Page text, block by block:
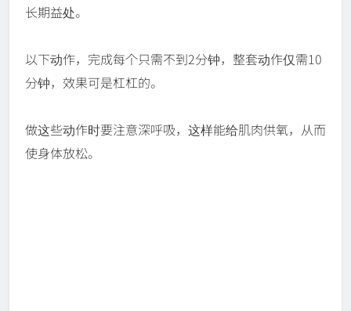
长期益处。
以下动作，完成每个只需不到2分钟，整套动作仅需10
分钟，效果可是杠杠的。
做这些动作时要注意深呼吸，这样能给肌肉供氧，从而
使身体放松。